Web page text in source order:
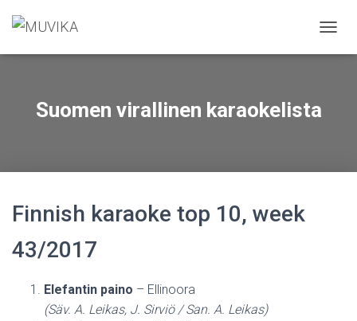
A
I
Suomen virallinen karaokelista
Finnish karaoke top 10, week
43/2017
Elefantin paino – Ellinoora
(Säv. A. Leikas, J. Sirviö / San. A. Leikas)